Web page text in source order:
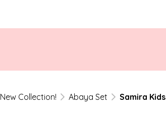
New Collection! Abaya Set Samira Kids